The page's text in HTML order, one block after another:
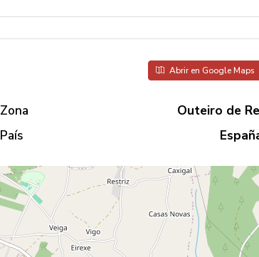
Abrir en Google Maps
Zona
Outeiro de
País